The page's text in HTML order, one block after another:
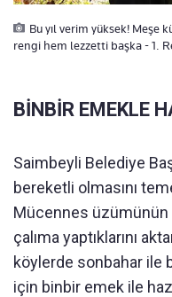
Bu yıl verim yüksek! Meşe
rengi hem lezzetti başka - 1.
BİNBİR EMEKLE
Saimbeyli Belediye
bereketli olmasını
Mücennes
çalıma yaptıklarını
köylerde sonbahar ile
için binbir emek ile